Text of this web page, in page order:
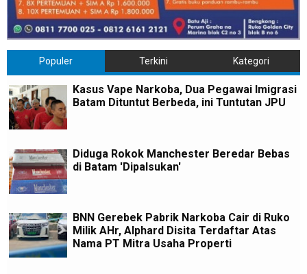
Populer Terkini Kategori
Kasus Vape Narkoba, Dua Pegawai Imigrasi
Batam Dituntut Berbeda, ini Tuntutan JPU
Diduga Rokok Manchester Beredar Bebas
di Batam 'Dipalsukan'
BNN Gerebek Pabrik Narkoba Cair di Ruko
Milik AHr, Alphard Disita Terdaftar Atas
Nama PT Mitra Usaha Properti